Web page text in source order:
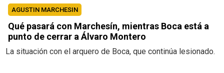
AGUSTIN MARCHESIN
Qué pasará con Marchesín, mientras Boca está a
punto de cerrar a Álvaro Montero
La situación con el arquero de Boca, que continúa lesionado.